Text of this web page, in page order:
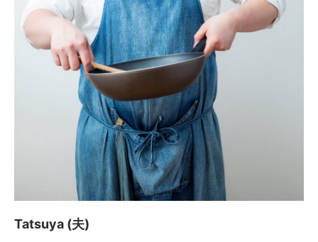
Tatsuya (夫)